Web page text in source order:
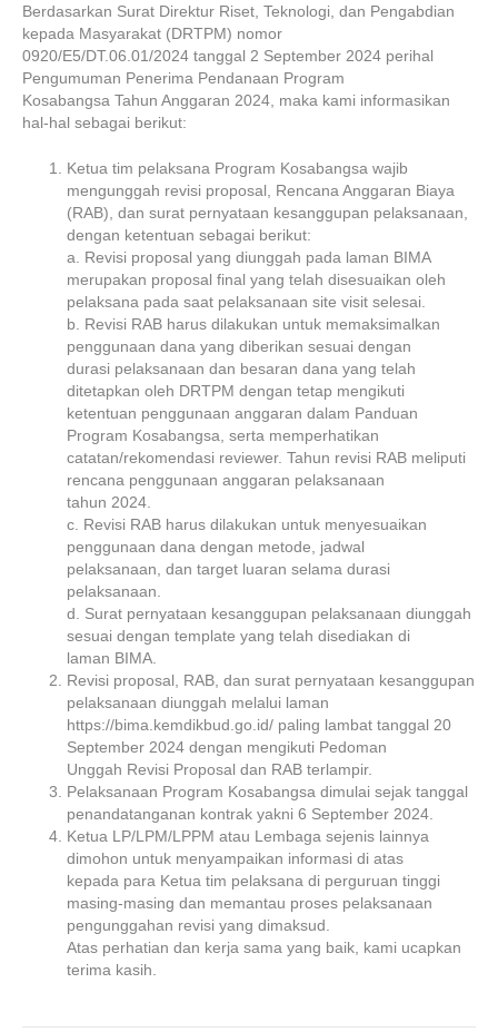
Berdasarkan Surat Direktur Riset, Teknologi, dan Pengabdian
kepada Masyarakat (DRTPM) nomor
0920/E5/DT.06.01/2024 tanggal 2 September 2024 perihal
Pengumuman Penerima Pendanaan Program
Kosabangsa Tahun Anggaran 2024, maka kami informasikan
hal-hal sebagai berikut:
Ketua tim pelaksana Program Kosabangsa wajib
mengunggah revisi proposal, Rencana Anggaran Biaya
(RAB), dan surat pernyataan kesanggupan pelaksanaan,
dengan ketentuan sebagai berikut:
a. Revisi proposal yang diunggah pada laman BIMA
merupakan proposal final yang telah disesuaikan oleh
pelaksana pada saat pelaksanaan site visit selesai.
b. Revisi RAB harus dilakukan untuk memaksimalkan
penggunaan dana yang diberikan sesuai dengan
durasi pelaksanaan dan besaran dana yang telah
ditetapkan oleh DRTPM dengan tetap mengikuti
ketentuan penggunaan anggaran dalam Panduan
Program Kosabangsa, serta memperhatikan
catatan/rekomendasi reviewer. Tahun revisi RAB meliputi
rencana penggunaan anggaran pelaksanaan
tahun 2024.
c. Revisi RAB harus dilakukan untuk menyesuaikan
penggunaan dana dengan metode, jadwal
pelaksanaan, dan target luaran selama durasi
pelaksanaan.
d. Surat pernyataan kesanggupan pelaksanaan diunggah
sesuai dengan template yang telah disediakan di
laman BIMA.
Revisi proposal, RAB, dan surat pernyataan kesanggupan
pelaksanaan diunggah melalui laman
https://bima.kemdikbud.go.id/ paling lambat tanggal 20
September 2024 dengan mengikuti Pedoman
Unggah Revisi Proposal dan RAB terlampir.
Pelaksanaan Program Kosabangsa dimulai sejak tanggal
penandatanganan kontrak yakni 6 September 2024.
Ketua LP/LPM/LPPM atau Lembaga sejenis lainnya
dimohon untuk menyampaikan informasi di atas
kepada para Ketua tim pelaksana di perguruan tinggi
masing-masing dan memantau proses pelaksanaan
pengunggahan revisi yang dimaksud.
Atas perhatian dan kerja sama yang baik, kami ucapkan
terima kasih.